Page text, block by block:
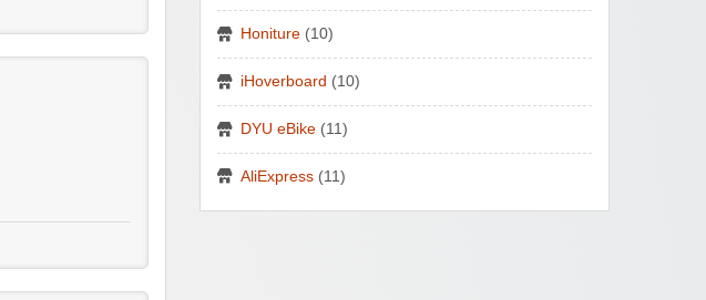
Honiture (10)
iHoverboard (10)
DYU eBike (11)
AliExpress (11)